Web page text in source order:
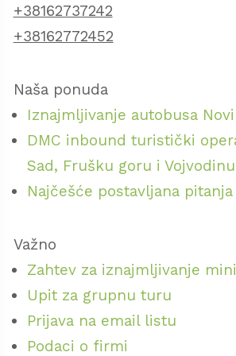
+38162737242
+38162772452
Naša ponuda
Iznajmljivanje autobusa Novi
DMC inbound turistički
Sad, Frušku goru i Vojvodinu
Najčešće postavljana pitanja
Važno
Zahtev za iznajmljivanje
Upit za grupnu turu
Prijava na email listu
Podaci o firmi